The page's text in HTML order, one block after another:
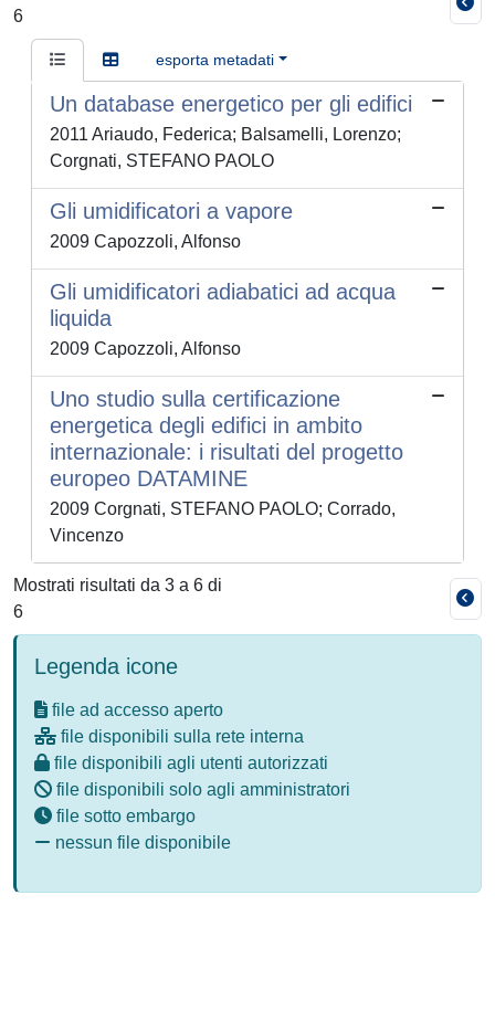
6
esporta metadati
Un database energetico per gli edifici
2011 Ariaudo, Federica; Balsamelli, Lorenzo;
Corgnati, STEFANO PAOLO
Gli umidificatori a vapore
2009 Capozzoli, Alfonso
Gli umidificatori adiabatici ad acqua
liquida
2009 Capozzoli, Alfonso
Uno studio sulla certificazione
energetica degli edifici in ambito
internazionale: i risultati del progetto
europeo DATAMINE
2009 Corgnati, STEFANO PAOLO; Corrado,
Vincenzo
Mostrati risultati da 3 a 6 di
6
Legenda icone
file ad accesso aperto
file disponibili sulla rete interna
file disponibili agli utenti autorizzati
file disponibili solo agli amministratori
file sotto embargo
nessun file disponibile